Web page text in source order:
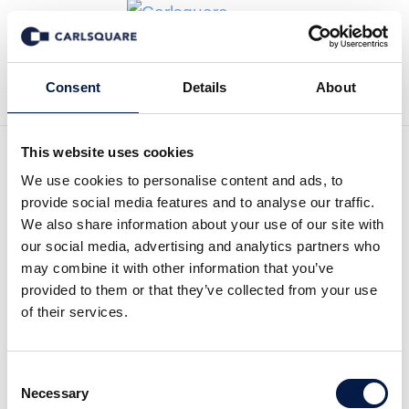
Consent Details About
This website uses cookies
We use cookies to personalise content and ads, to
provide social media features and to analyse our traffic.
We also share information about your use of our site with
our social media, advertising and analytics partners who
may combine it with other information that you’ve
provided to them or that they’ve collected from your use
of their services.
Selection
Necessary
Tillbaka till Nyheter
Grundanalys Boozt: God
tillväxtpotential även efter
Covid-19
Läs hela analysen här: